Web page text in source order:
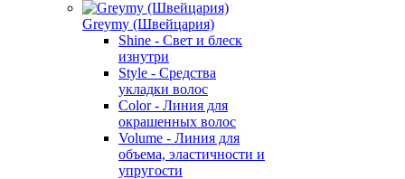
Greymy (Швейцария)
Shine - Свет и блеск
изнутри
Style - Средства
укладки волос
Color - Линия для
окрашенных волос
Volume - Линия для
объема, эластичности и
упругости